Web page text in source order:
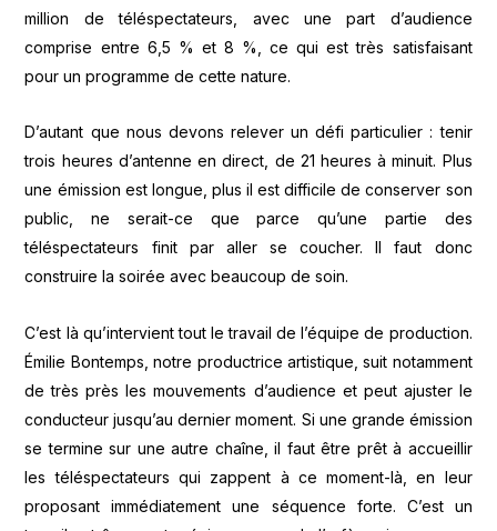
million de téléspectateurs, avec une part d’audience
comprise entre 6,5 % et 8 %, ce qui est très satisfaisant
pour un programme de cette nature.
D’autant que nous devons relever un défi particulier : tenir
trois heures d’antenne en direct, de 21 heures à minuit. Plus
une émission est longue, plus il est difficile de conserver son
public, ne serait-ce que parce qu’une partie des
téléspectateurs finit par aller se coucher. Il faut donc
construire la soirée avec beaucoup de soin.
C’est là qu’intervient tout le travail de l’équipe de production.
Émilie Bontemps, notre productrice artistique, suit notamment
de très près les mouvements d’audience et peut ajuster le
conducteur jusqu’au dernier moment. Si une grande émission
se termine sur une autre chaîne, il faut être prêt à accueillir
les téléspectateurs qui zappent à ce moment-là, en leur
proposant immédiatement une séquence forte. C’est un